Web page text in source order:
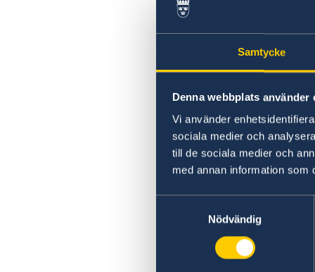
Samtycke
Denna webbplats använder
Vi använder
sociala medier och
till de sociala medier och
med annan information som
Nödvändig